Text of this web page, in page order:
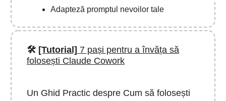
Adapteză promptul nevoilor tale
🛠️ [Tutorial] 7 pași pentru a învăța să
folosești Claude Cowork
Un Ghid Practic despre Cum să folosești